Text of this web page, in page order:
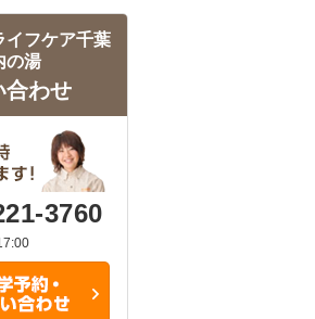
イフケア千葉
の湯
合わせ
3760